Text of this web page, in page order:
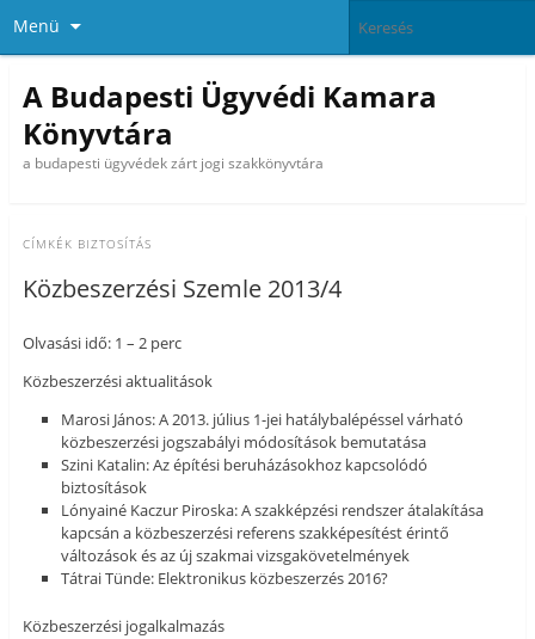
Menü
A Budapesti Ügyvédi Kamara
Könyvtára
a budapesti ügyvédek zárt jogi szakkönyvtára
CÍMKÉK BIZTOSÍTÁS
Közbeszerzési Szemle 2013/4
Olvasási idő: 1 – 2 perc
Közbeszerzési aktualitások
Marosi János: A 2013. július 1-jei hatálybalépéssel várható
közbeszerzési jogszabályi módosítások bemutatása
Szini Katalin: Az építési beruházásokhoz kapcsolódó
biztosítások
Lónyainé Kaczur Piroska: A szakképzési rendszer átalakítása
kapcsán a közbeszerzési referens szakképesítést érintő
változások és az új szakmai vizsgakövetelmények
Tátrai Tünde: Elektronikus közbeszerzés 2016?
Közbeszerzési jogalkalmazás